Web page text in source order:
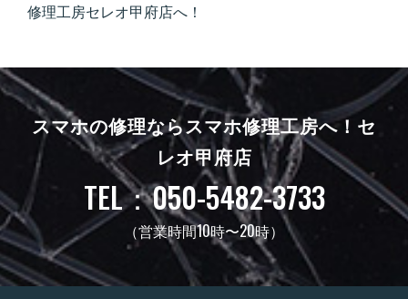
修理工房セレオ甲府店へ！
スマホの修理ならスマホ修理工房へ！ セ
レオ甲府店
TEL：050-5482-3733
（営業時間10時〜20時）